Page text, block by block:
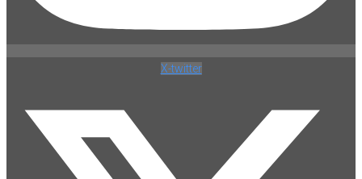
X-twitter